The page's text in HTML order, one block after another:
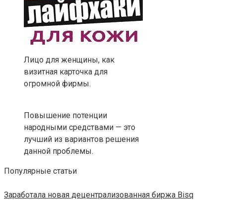
Лицо для женщины, как
визитная карточка для
огромной фирмы.
Повышение потенции
народными средствами — это
лучший из вариантов решения
данной проблемы.
Популярные статьи
Заработала новая децентрализованная биржа Bisq